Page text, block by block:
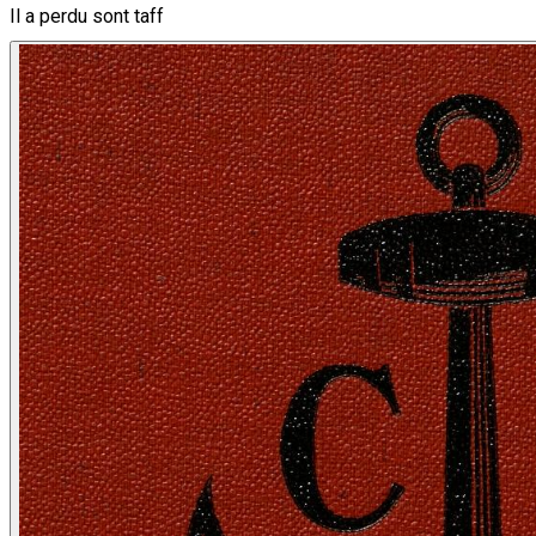
Il a perdu sont taff